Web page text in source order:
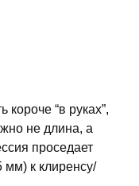
“в руках”,
не длина, а
проседает
к клиренсу/